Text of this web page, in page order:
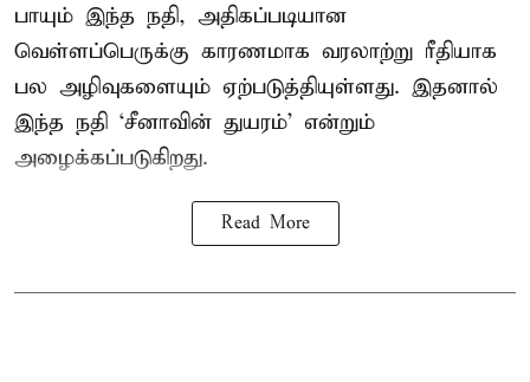
பாயும் இந்த நதி, அதிகப்படியான
வெள்ளப்பெருக்கு காரணமாக வரலாற்று ரீதியாக
பல அழிவுகளையும் ஏற்படுத்தியுள்ளது. இதனால்
இந்த நதி ‘சீனாவின் துயரம்’ என்றும்
அழைக்கப்படுகிறது.
Read More